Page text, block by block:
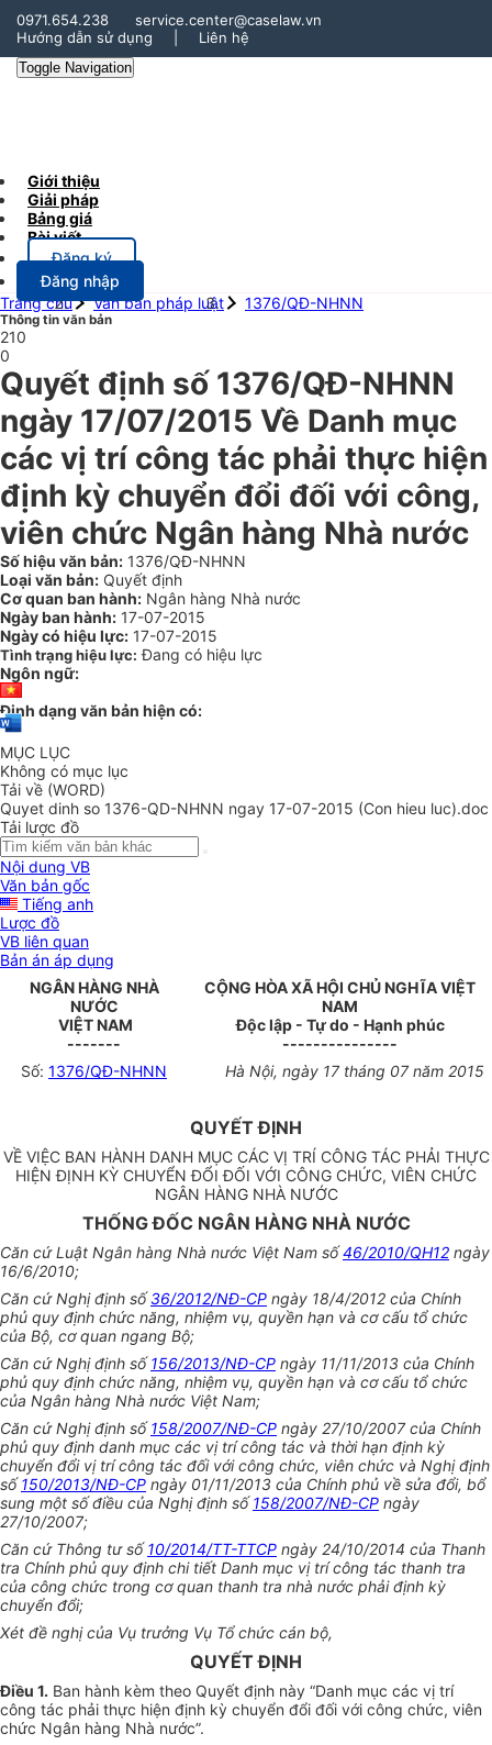
0971.654.238
service.center@caselaw.vn
Hướng dẫn sử dụng
Liên hệ
Toggle Navigation
Giới thiệu
Giải pháp
Bảng giá
Bài viết
Đăng ký
Đăng nhập
Trang chủ
Văn bản pháp luật 1376/QĐ-NHNN
Thông tin văn bản
210
0
Quyết định số 1376/QĐ-NHNN
ngày 17/07/2015 Về Danh mục
các vị trí công tác phải thực hiện
định kỳ chuyển đổi đối với công,
viên chức Ngân hàng Nhà nước
Số hiệu văn bản: 1376/QĐ-NHNN
Loại văn bản: Quyết định
Cơ quan ban hành: Ngân hàng Nhà nước
Ngày ban hành: 17-07-2015
Ngày có hiệu lực: 17-07-2015
Tình trạng hiệu lực: Đang có hiệu lực
Ngôn ngữ:
Định dạng văn bản hiện có:
MỤC LỤC
Không có mục lục
Tải về (WORD)
Quyet dinh so 1376-QD-NHNN ngay 17-07-2015 (Con hieu luc).doc
Tải lược đồ
Nội dung VB
Văn bản gốc
Tiếng anh
Lược đồ
VB liên quan
Bản án áp dụng
NGÂN HÀNG NHÀ
NƯỚC
VIỆT NAM
-------
CỘNG HÒA XÃ HỘI CHỦ NGHĨA VIỆT
NAM
Độc lập - Tự do - Hạnh phúc
---------------
Số: 1376/QĐ-NHNN Hà Nội, ngày 17 tháng 07 năm 2015
QUYẾT ĐỊNH
VỀ VIỆC BAN HÀNH DANH MỤC CÁC VỊ TRÍ CÔNG TÁC PHẢI THỰC
HIỆN ĐỊNH KỲ CHUYỂN ĐỔI ĐỐI VỚI CÔNG CHỨC, VIÊN CHỨC
NGÂN HÀNG NHÀ NƯỚC
THỐNG ĐỐC NGÂN HÀNG NHÀ NƯỚC
Căn cứ Luật Ngân hàng Nhà nước Việt Nam số46/2010/QH12 ngày
16/6/2010;
Căn cứ Nghị định số36/2012/NĐ-CP ngày 18/4/2012 của Chính
phủ quy định chức năng, nhiệm vụ, quyền hạn và cơ cấu tổ chức
của Bộ, cơ quan ngang Bộ;
Căn cứ Nghị định số156/2013/NĐ-CP ngày 11/11/2013 của Chính
phủ quy định chức năng, nhiệm vụ, quyền hạn và cơ cấu tổ chức
của Ngân hàng Nhà nước Việt Nam;
Căn cứ Nghị định số158/2007/NĐ-CP ngày 27/10/2007 của Chính
phủ quy định danh mục các vị trí công tác và thời hạn định kỳ
chuyển đổi vị trí công tác đối với công chức, viên chức và Nghị định
số150/2013/NĐ-CP ngày 01/11/2013 của Chính phủ về sửa đổi, bổ
sung một số điều của Nghị định số158/2007/NĐ-CP ngày
27/10/2007;
Căn cứ Thông tư số10/2014/TT-TTCP ngày 24/10/2014 của Thanh
tra Chính phủ quy định chi tiết Danh mục vị trí công tác thanh tra
của công chức trong cơ quan thanh tra nhà nước phải định kỳ
chuyển đổi;
Xét đề nghị của Vụ trưởng Vụ Tổ chức cán bộ,
QUYẾT ĐỊNH
Điều 1. Ban hành kèm theo Quyết định này “Danh mục các vị trí
công tác phải thực hiện định kỳ chuyển đổi đối với công chức, viên
chức Ngân hàng Nhà nước”.